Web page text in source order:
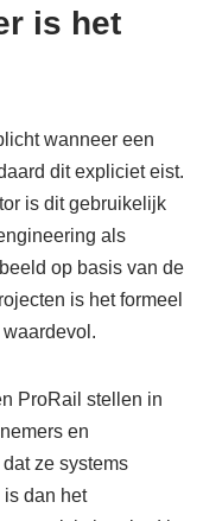
is het
wanneer een
dit expliciet eist.
is dit gebruikelijk
als
op basis van de
is het formeel
ProRail stellen in
en
ze systems
dan het